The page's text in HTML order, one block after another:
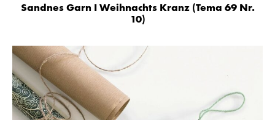
Sandnes Garn I Weihnachts Kranz (Tema 69 Nr.
10)